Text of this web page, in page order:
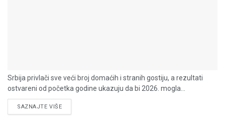
Srbija privlači sve veći broj domaćih i stranih gostiju, a rezultati
ostvareni od početka godine ukazuju da bi 2026. mogla...
SAZNAJTE VIŠEDETAILS